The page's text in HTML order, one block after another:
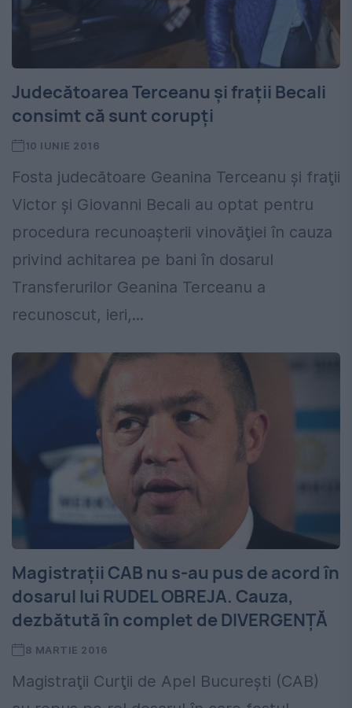
Judecătoarea Terceanu şi fraţii Becali
consimt că sunt corupţi
10 IUNIE 2016
Fosta judecătoare Geanina Terceanu şi fraţii
Victor şi Giovanni Becali au optat pentru
procedura recunoaşterii vinovăţiei în cauza
privind achitarea pe bani în dosarul
Transferurilor Geanina Terceanu a
recunoscut, ieri,...
Magistraţii CAB nu s-au pus de acord în
dosarul lui RUDEL OBREJA. Cauza,
dezbătută în complet de DIVERGENŢĂ
8 MARTIE 2016
Magistraţii Curţii de Apel Bucureşti (CAB)